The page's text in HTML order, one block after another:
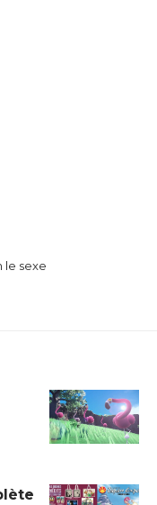
le sexe